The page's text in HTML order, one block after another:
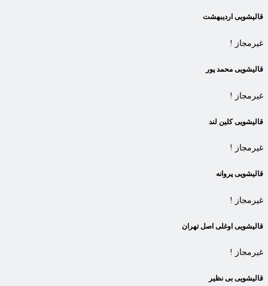
قالیشویی اردیبهشت
غیرمجاز !
قالیشویی محمد پور
غیرمجاز !
قالیشویی کلین لند
غیرمجاز !
قالیشویی پروانه
غیرمجاز !
قالیشویی اوغلی اصل تهران
غیرمجاز !
قالیشویی بی نظیر